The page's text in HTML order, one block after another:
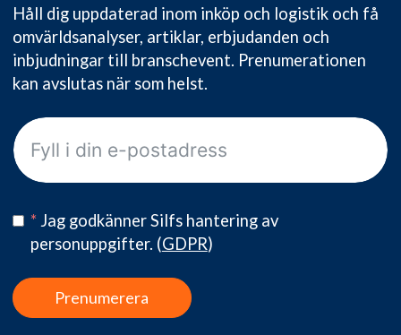
Håll dig uppdaterad inom inköp och logistik och få
omvärldsanalyser, artiklar, erbjudanden och
inbjudningar till branschevent. Prenumerationen
kan avslutas när som helst.
*Jag godkänner Silfs hantering av
personuppgifter. (GDPR)
Prenumerera